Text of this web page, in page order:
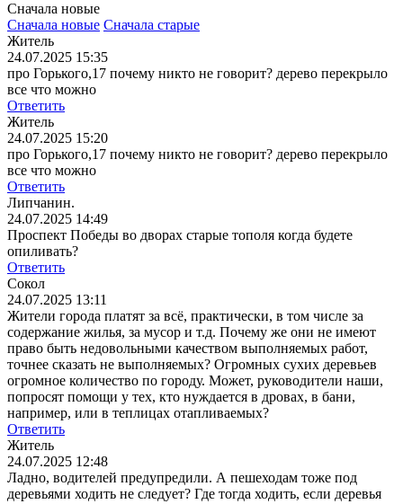
Сначала новые
Сначала новые Сначала старые
Житель
24.07.2025 15:35
про Горького,17 почему никто не говорит? дерево перекрыло
все что можно
Ответить
Житель
24.07.2025 15:20
про Горького,17 почему никто не говорит? дерево перекрыло
все что можно
Ответить
Липчанин.
24.07.2025 14:49
Проспект Победы во дворах старые тополя когда будете
опиливать?
Ответить
Сокол
24.07.2025 13:11
Жители города платят за всё, практически, в том числе за
содержание жилья, за мусор и т.д. Почему же они не имеют
право быть недовольными качеством выполняемых работ,
точнее сказать не выполняемых? Огромных сухих деревьев
огромное количество по городу. Может, руководители наши,
попросят помощи у тех, кто нуждается в дровах, в бани,
например, или в теплицах отапливаемых?
Ответить
Житель
24.07.2025 12:48
Ладно, водителей предупредили. А пешеходам тоже под
деревьями ходить не следует? Где тогда ходить, если деревья